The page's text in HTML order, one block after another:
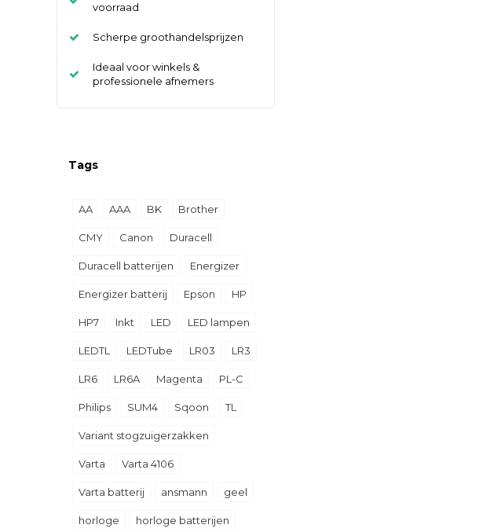
voorraad
Scherpe groothandelsprijzen
Ideaal voor winkels &
professionele afnemers
Tags
AA AAA BK Brother
CMY Canon Duracell
Duracell batterijen Energizer
Energizer batterij Epson HP
HP7 Inkt LED LED lampen
LEDTL LEDTube LR03 LR3
LR6 LR6A Magenta PL-C
Philips SUM4 Sqoon TL
Variant stogzuigerzakken
Varta Varta 4106
Varta batterij ansmann geel
horloge horloge batterijen